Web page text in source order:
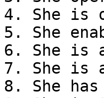
4. She is
5. She
6. She is
7. She is
8. She